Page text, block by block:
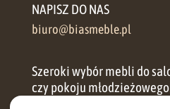
NAPISZ DO NAS
biuro@biasmeble.pl
Szeroki wybór mebli do
czy pokoju